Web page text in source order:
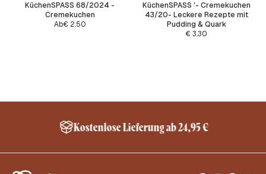
KüchenSPASS 68/2024 -
Cremekuchen
Ab€2.50
KüchenSPASS '- Cremekuchen
43/20- Leckere Rezepte mit
Pudding & Quark
€3.30
Kostenlose Lieferung ab 24,95 €